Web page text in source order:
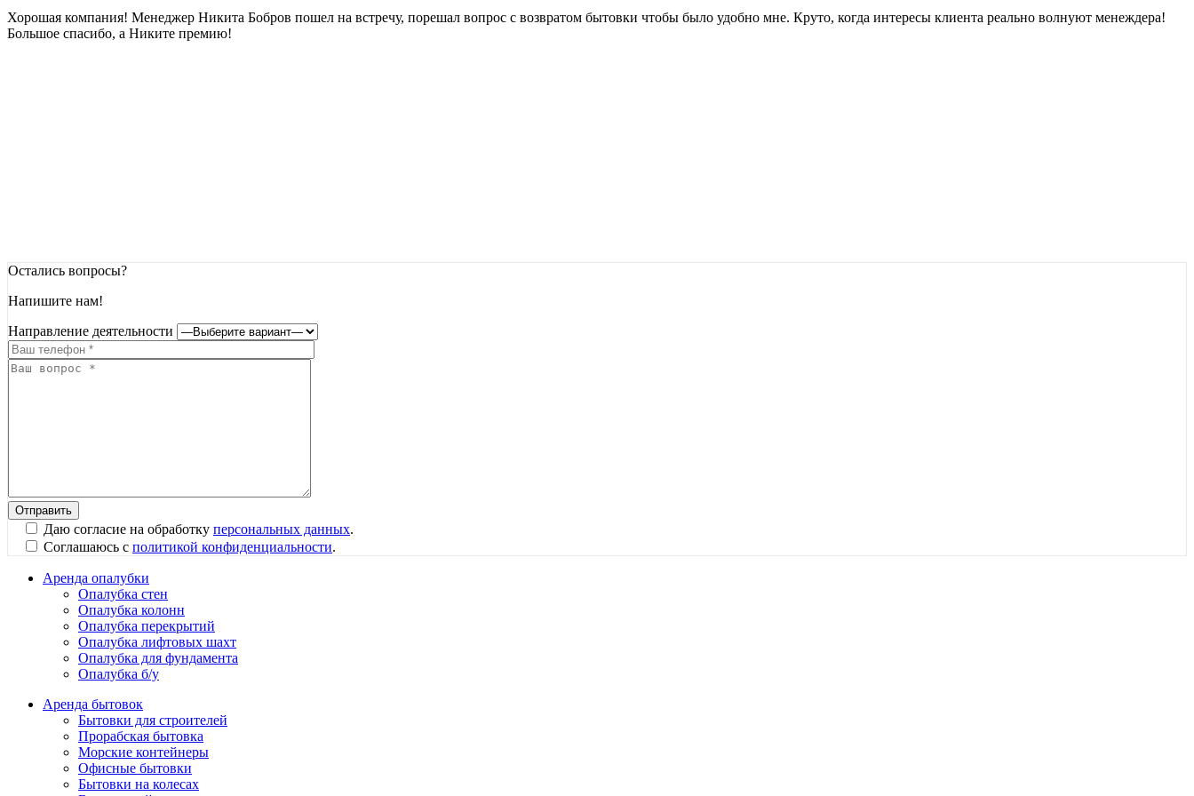
Хорошая компания! Менеджер Никита Бобров пошел на встречу, порешал вопрос с возвратом бытовки чтобы было удобно мне. Круто, когда интересы клиента реально волнуют менеждера!
Большое спасибо, а Никите премию!
Остались вопросы?
Напишите нам!
Направление деятельности
Даю согласие на обработку персональных данных.
Соглашаюсь с политикой конфиденциальности.
Аренда опалубки
Опалубка стен
Опалубка колонн
Опалубка перекрытий
Опалубка лифтовых шахт
Опалубка для фундамента
Опалубка б/у
Аренда бытовок
Бытовки для строителей
Прорабская бытовка
Морские контейнеры
Офисные бытовки
Бытовки на колесах